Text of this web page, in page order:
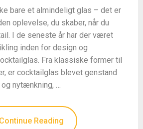
bare et almindeligt glas – det er
oplevelse, du skaber, når du
I de seneste år har der været
inden for design og
Fra klassiske former til
er cocktailglas blevet genstand
nytænkning, …
Continue Reading